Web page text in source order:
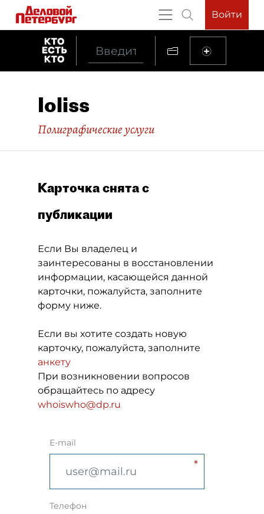
Войти
Ioliss
Полиграфические услуги
Карточка снята с
публикации
Если Вы владелец и
заинтересованы в восстановлении
информации, касающейся данной
карточки, пожалуйста, заполните
форму ниже.
Если вы хотите создать новую
карточку, пожалуйста, заполните
анкету
При возникновении вопросов
обращайтесь по адресу
whoiswho@dp.ru
E-mail
Телефон